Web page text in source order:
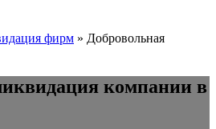
фирм » Добровольная
компании в